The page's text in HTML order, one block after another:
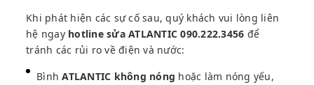
Khi phát hiện các sự cố sau, quý khách vui lòng liên
hệ ngay hotline sửa ATLANTIC090.222.3456 để
tránh các rủi ro về điện và nước:
BìnhATLANTIC không nóng hoặc làm nóng yếu,